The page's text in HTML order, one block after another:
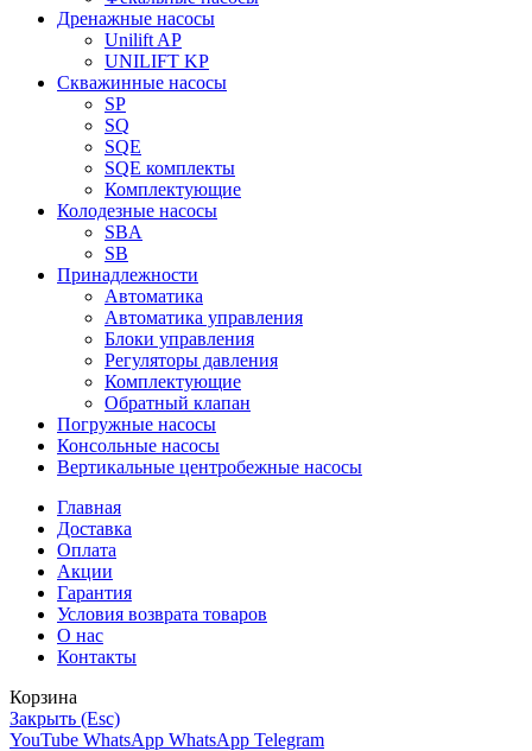
Дренажные насосы
Unilift AP
UNILIFT KP
Скважинные насосы
SP
SQ
SQE
SQE комплекты
Комплектующие
Колодезные насосы
SBA
SB
Принадлежности
Автоматика
Автоматика управления
Блоки управления
Регуляторы давления
Комплектующие
Обратный клапан
Погружные насосы
Консольные насосы
Вертикальные центробежные насосы
Главная
Доставка
Оплата
Акции
Гарантия
Условия возврата товаров
О нас
Контакты
Корзина
Закрыть (Esc)
YouTube WhatsApp WhatsApp Telegram